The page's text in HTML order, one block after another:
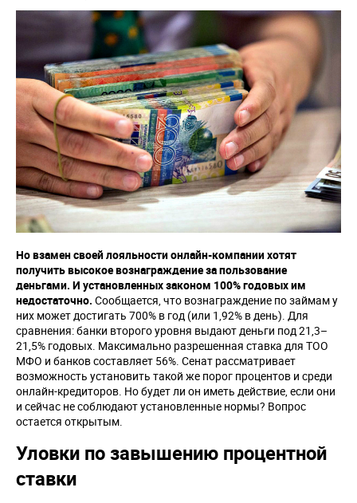
Но взамен своей лояльности онлайн-компании хотят
получить высокое вознаграждение за пользование
деньгами. И установленных законом 100% годовых им
недостаточно. Сообщается, что вознаграждение по займам у
них может достигать 700% в год (или 1,92% в день). Для
сравнения: банки второго уровня выдают деньги под 21,3–
21,5% годовых. Максимально разрешенная ставка для ТОО
МФО и банков составляет 56%. Сенат рассматривает
возможность установить такой же порог процентов и среди
онлайн-кредиторов. Но будет ли он иметь действие, если они
и сейчас не соблюдают установленные нормы? Вопрос
остается открытым.
Уловки по завышению процентной
ставки